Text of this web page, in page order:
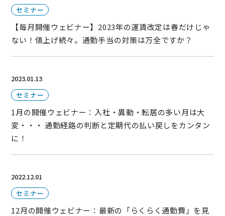
セミナー
【毎月開催ウェビナー】2023年の運賃改定は春だけじゃ
ない！値上げ続々。通勤手当の対策は万全ですか？
2023.01.13
セミナー
1月の開催ウェビナー：入社・異動・転居の多い月は大
変・・・ 通勤経路の判断と定期代の払い戻しをカンタン
に！
2022.12.01
セミナー
12月の開催ウェビナー：最新の「らくらく通勤費」を見